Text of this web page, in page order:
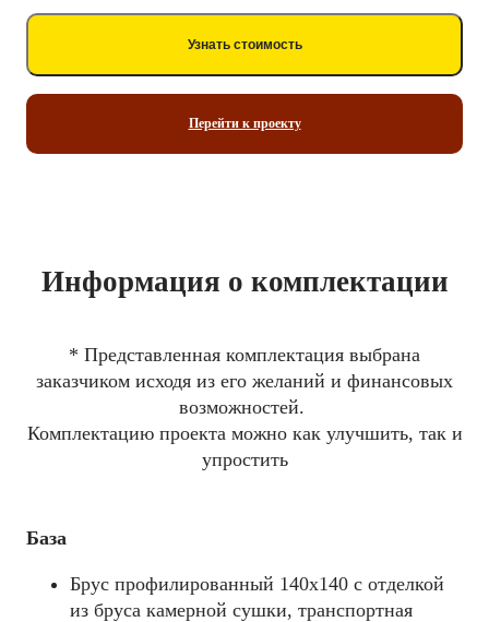
Узнать стоимость
Перейти к проекту
Информация о комплектации
* Представленная комплектация выбрана
заказчиком исходя из его желаний и финансовых
возможностей.
Комплектацию проекта можно как улучшить, так и
упростить
База
Брус профилированный 140x140 с отделкой
из бруса камерной сушки, транспортная